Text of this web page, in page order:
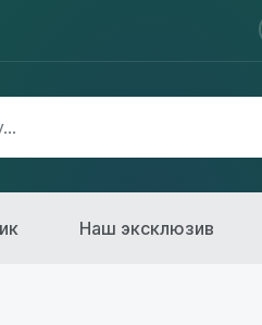
Наш эксклюзив